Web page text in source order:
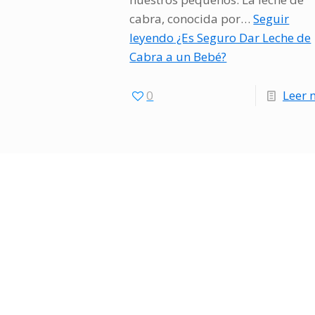
cabra, conocida por…Seguir
leyendo ¿Es Seguro Dar Leche de
Cabra a un Bebé?
0 Leer